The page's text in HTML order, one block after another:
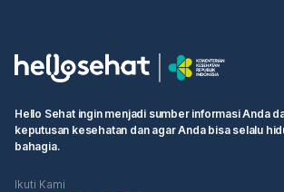
Hello Sehat ingin menjadi sumber informasi Anda
keputusan kesehatan dan agar Anda bisa selalu
bahagia.
Ikuti Kami